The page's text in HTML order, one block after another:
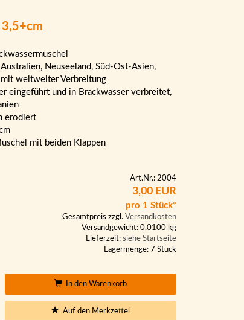
Neuseeland, Süd-Ost-Asien,
weltweiter Verbreitung
eingeführt und in Brackwasser verbreitet,
erodiert
mit beiden Klappen
Art.Nr.: 2004
3,00 EUR
pro 1 Stück*
Gesamtpreis zzgl. Versandkosten
Versandgewicht: 0.0100 kg
Lieferzeit: siehe Startseite
Lagermenge: 7 Stück
In den Warenkorb
Auf den Merkzettel